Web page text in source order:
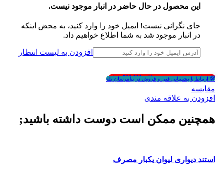
این محصول در حال حاضر در انبار موجود نیست.
جای نگرانی نیست! ایمیل خود را وارد کنید، به محض اینکه
در انبار موجود شد به شما اطلاع خواهیم داد.
افزودن به لیست انتظار
🎁انتخاب هدیه در سبد خرید بالای 500,000 تومان
🛠 ارتباط با پشتیبانی فنی و فروش در پیامرسان بله
مقايسه
افزودن به علاقه مندی
همچنین ممکن است دوست داشته باشید;
نمایش سریع
استند دیواری لیوان یکبار مصرف